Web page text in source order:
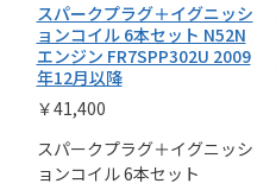
スパークプラグ＋イグニッシ
ョンコイル 6本セット N52N
エンジン FR7SPP302U 2009
年12月以降
￥41,400
スパークプラグ＋イグニッシ
ョンコイル 6本セット